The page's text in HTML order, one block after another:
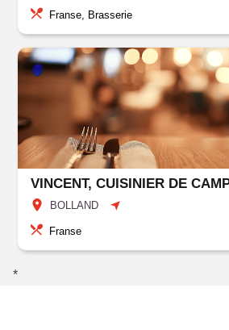
Franse, Brasserie
BOLLAND
Franse
*